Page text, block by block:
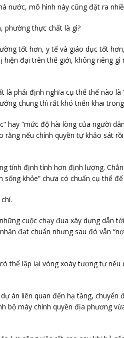
nước, mô hình này cũng đặt ra
phường thực chất là gì?
tốt hơn, y tế và giáo dục tốt
đại trên thế giới, không riêng gì
phải định nghĩa cụ thể thế nào là
chung thì rất khó triển khai
hay “mức độ hài lòng của người
nếu chính quyền tự khảo sát
tính định tính hơn định lượng.
sống khỏe” chưa có chuẩn cụ thể
cuộc chạy đua xây dựng dẫn
đạt chuẩn nhưng sau đó vẫn
thể lặp lại vòng xoáy tương tự nếu
án liên quan đến hạ tầng, chuyển
bộ máy chính quyền địa phương